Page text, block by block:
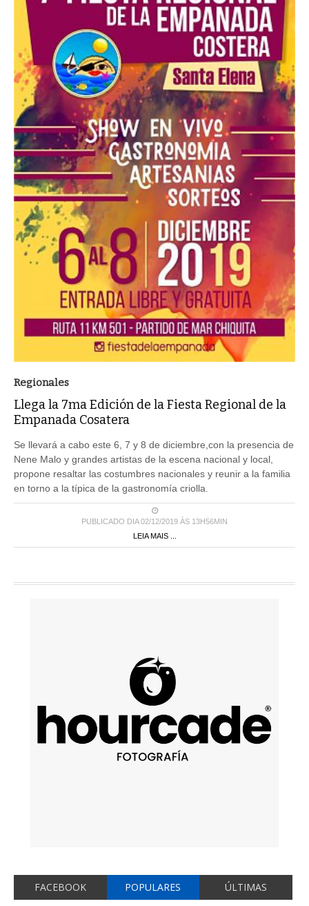
Regionales
Llega la 7ma Edición de la Fiesta Regional de la
Empanada Cosatera
Se llevará a cabo este 6, 7 y 8 de diciembre,con la presencia de
Nene Malo y grandes artistas de la escena nacional y local,
propone resaltar las costumbres nacionales y reunir a la familia
en torno a la típica de la gastronomía criolla.
PUBLICADO DIA 02/12/2019 ÀS 13H56MIN
LEIA MAIS ...
FACEBOOK POPULARES ÚLTIMAS